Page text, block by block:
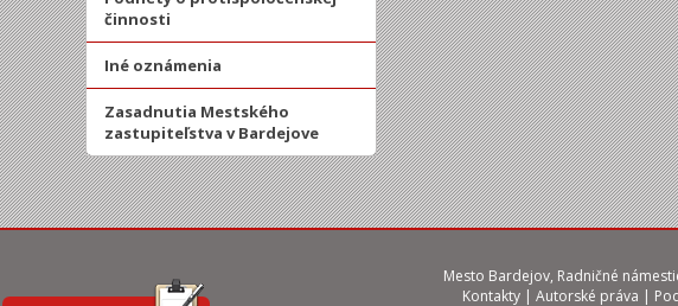
činnosti
Iné oznámenia
Zasadnutia Mestského
zastupiteľstva v Bardejove
Mesto Bardejov, Radničné
Kontakty | Autorské práva |